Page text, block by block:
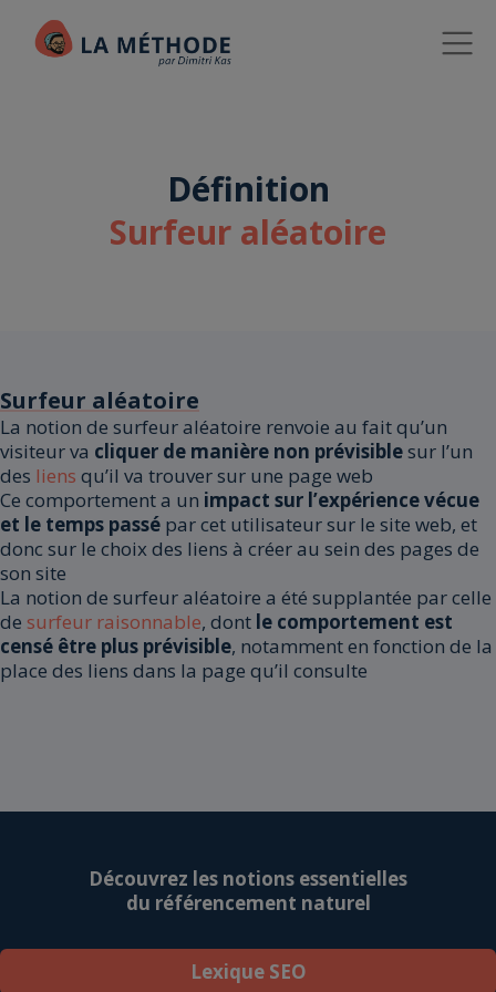
Définition
Surfeur aléatoire
Surfeur aléatoire
La notion de surfeur aléatoire renvoie au fait qu’un
visiteur va cliquer de manière non prévisiblesur l’un
des liens qu’il va trouver sur une page web
Ce comportement a un impact sur l’expérience vécue
et le temps passé par cet utilisateur sur le site web, et
donc sur le choix des liens à créer au sein des pages de
son site
La notion de surfeur aléatoire a été supplantée par celle
de surfeur raisonnable, dont le comportement est
censé être plus prévisible, notamment en fonction de la
place des liens dans la page qu’il consulte
Découvrez les notions essentielles
du référencement naturel
Lexique SEO